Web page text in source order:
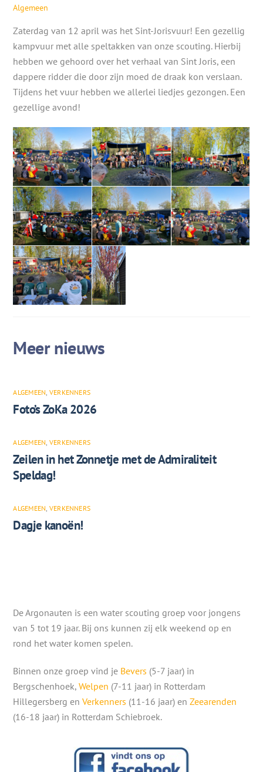
Algemeen
Zaterdag van 12 april was het Sint-Jorisvuur! Een gezellig
kampvuur met alle speltakken van onze scouting. Hierbij
hebben we gehoord over het verhaal van Sint Joris, een
dappere ridder die door zijn moed de draak kon verslaan.
Tijdens het vuur hebben we allerlei liedjes gezongen. Een
gezellige avond!
ALGEMEEN, VERKENNERS
Foto’s ZoKa 2026
ALGEMEEN, VERKENNERS
Zeilen in het Zonnetje met de Admiraliteit
Speldag!
ALGEMEEN, VERKENNERS
Dagje kanoën!
De Argonauten is een water scouting groep voor jongens
van 5 tot 19 jaar. Bij ons kunnen zij elk weekend op en
rond het water komen spelen.
Binnen onze groep vind je Bevers (5-7 jaar) in
Bergschenhoek,Welpen (7-11 jaar) in Rotterdam
Hillegersberg enVerkenners (11-16 jaar) enZeearenden
(16-18 jaar) in Rotterdam Schiebroek.